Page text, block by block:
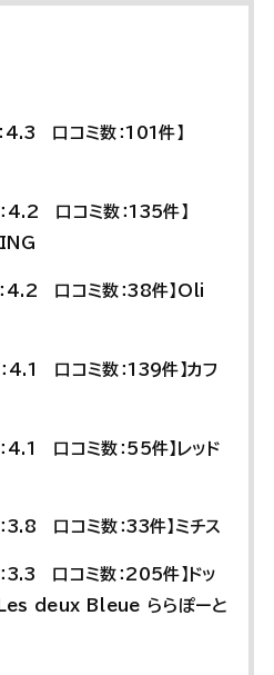
4.3 口コミ数：101件】
4.2 口コミ数：135件】
4.2 口コミ数：38件】Oli
4.1 口コミ数：139件】カフ
4.1 口コミ数：55件】レッド
3.8 口コミ数：33件】ミチス
3.3 口コミ数：205件】ドッ
Les deux Bleue ららぽーと